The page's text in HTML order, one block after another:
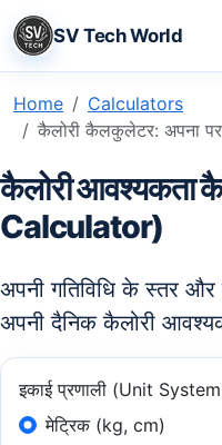
SV Tech World
Home
Calculators
कैलोरी कैलकुलेटर: अपना परफेक्ट डाइट और
कैलोरी
Calculator)
अपनी गतिविधि के स्तर
अपनी दैनिक कैलोरी
इकाई प्रणाली (Unit
मेट्रिक (kg, cm)